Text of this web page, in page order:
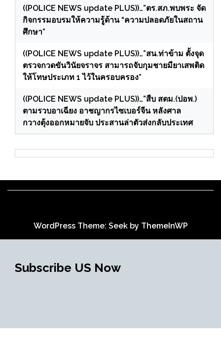
((POLICE NEWS update PLUS))…”ตร.สภ.พบพระ จัด
กิจกรรมอบรมให้ความรู้ด้าน “ความปลอดภัยในสถาน
ศึกษา”
((POLICE NEWS update PLUS))…”สน.ท่าข้าม ตั้งจุด
ตรวจกวดขันวินัยจราจร สามารถจับกุมชายมียาเสพติด
ให้โทษประเภท 1 ไว้ในครอบครอง”
((POLICE NEWS update PLUS))…”สืบ สตม.(ปอพ.)
ตามรวบอาเฉียง อาชญากรไซเบอร์จีน หลังศาล
กวางตุ้งออกหมายจับ ประสานล่าตัวส่งกลับประเทศ
WordPress Theme: Seek by ThemeInWP
Subscribe US Now